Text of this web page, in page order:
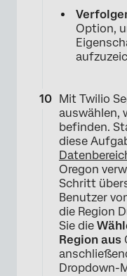
Option,
Mit Twilio
auswählen,
befinden.
diese
Oregon
Schritt
Benutzer
die Region
Sie die
Region aus
Dropdown-